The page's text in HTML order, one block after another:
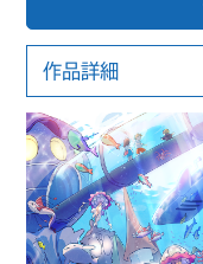
作品詳細